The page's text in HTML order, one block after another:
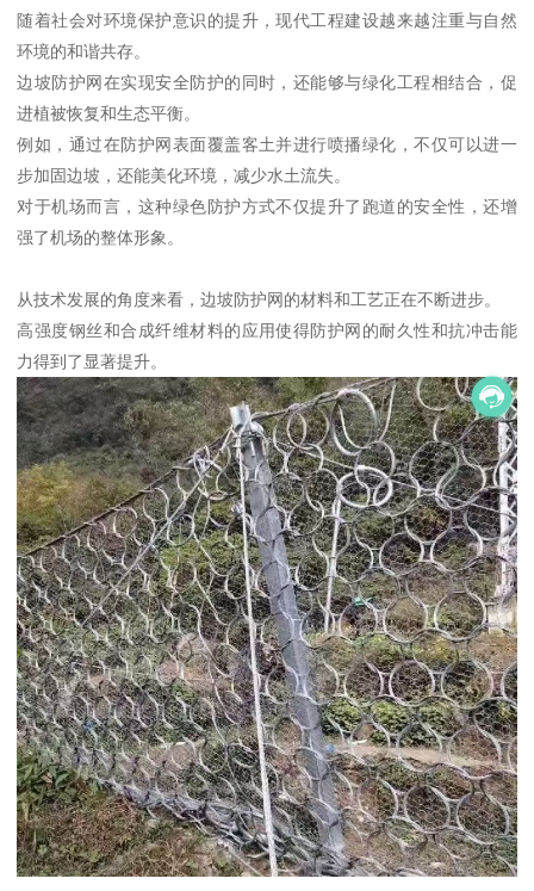
随着社会对环境保护意识的提升，现代工程建设越来越注重与自然
环境的和谐共存。
边坡防护网在实现安全防护的同时，还能够与绿化工程相结合，促
进植被恢复和生态平衡。
例如，通过在防护网表面覆盖客土并进行喷播绿化，不仅可以进一
步加固边坡，还能美化环境，减少水土流失。
对于机场而言，这种绿色防护方式不仅提升了跑道的安全性，还增
强了机场的整体形象。
从技术发展的角度来看，边坡防护网的材料和工艺正在不断进步。
高强度钢丝和合成纤维材料的应用使得防护网的耐久性和抗冲击能
力得到了显著提升。